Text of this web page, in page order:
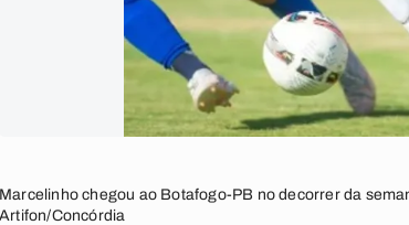
Marcelinho chegou ao Botafogo-PB no decorrer da
Artifon/Concórdia